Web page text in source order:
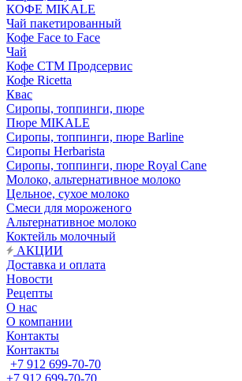
КОФЕ MIKALE
Чай пакетированный
Кофе Face to Face
Чай
Кофе СТМ Продсервис
Кофе Ricetta
Квас
Сиропы, топпинги, пюре
Пюре MIKALE
Сиропы, топпинги, пюре Barline
Сиропы Herbarista
Сиропы, топпинги, пюре Royal Cane
Молоко, альтернативное молоко
Цельное, сухое молоко
Смеси для мороженого
Альтернативное молоко
Коктейль молочный
АКЦИИ
Доставка и оплата
Новости
Рецепты
О нас
О компании
Контакты
Контакты
+7 912 699-70-70
+7 912 699-70-70